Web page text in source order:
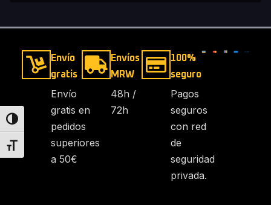
Alternar alto contraste
Alternar tamaño de letra
Envío
gratis
Envío
gratis en
pedidos
superiores
a 50€
Envíos
MRW
48h /
72h
100%
seguro
Pagos
seguros
con red
de
seguridad
privada.